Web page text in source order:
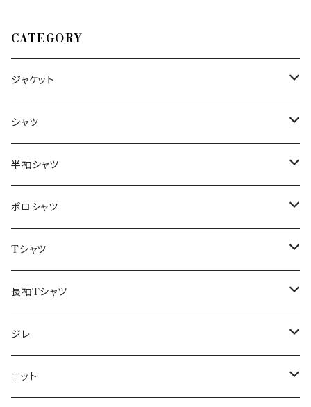
CATEGORY
ジャケット
～44/S
46/M
48/L
50/XL～
シャツ
～44/S
46/M
48/L
50/XL～
半袖シャツ
～44/S
46/M
48/L
50/XL～
ポロシャツ
～44/S
46/M
48/L
50/XL～
Tシャツ
～44/S
46/M
48/L
長袖Tシャツ
～44/S
46/M
ジレ
～44/S
ニット